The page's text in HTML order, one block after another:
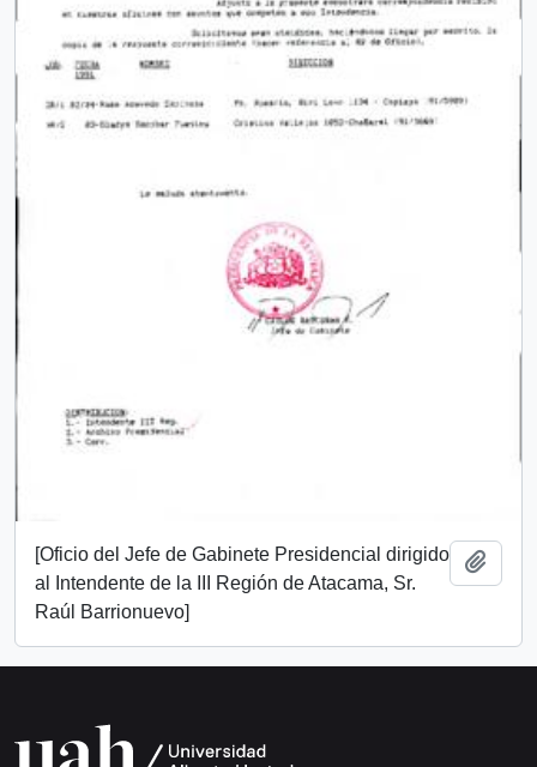
[Oficio del Jefe de Gabinete Presidencial dirigido
al Intendente de la III Región de Atacama, Sr.
Raúl Barrionuevo]